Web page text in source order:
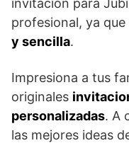
profesional, ya que
y sencilla.
Impresiona a tus
originales
personalizadas. A
las mejores ideas